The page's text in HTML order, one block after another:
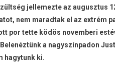
jellemezte az augusztus
nem maradtak el az extrém
por tette ködös novemberi
a nagyszínpadon
hagytunk ki.